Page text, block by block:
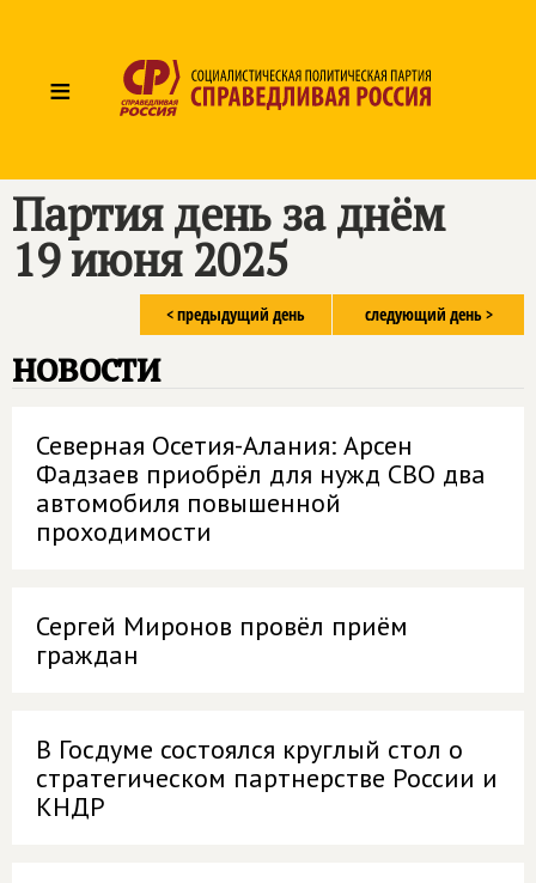
≡
Партия день за днём
19 июня 2025
следующий день >
< предыдущий день
новости
Северная Осетия-Алания: Арсен
Фадзаев приобрёл для нужд СВО два
автомобиля повышенной
проходимости
Сергей Миронов провёл приём
граждан
В Госдуме состоялся круглый стол о
стратегическом партнерстве России и
КНДР